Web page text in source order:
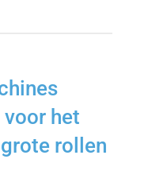
het
rollen